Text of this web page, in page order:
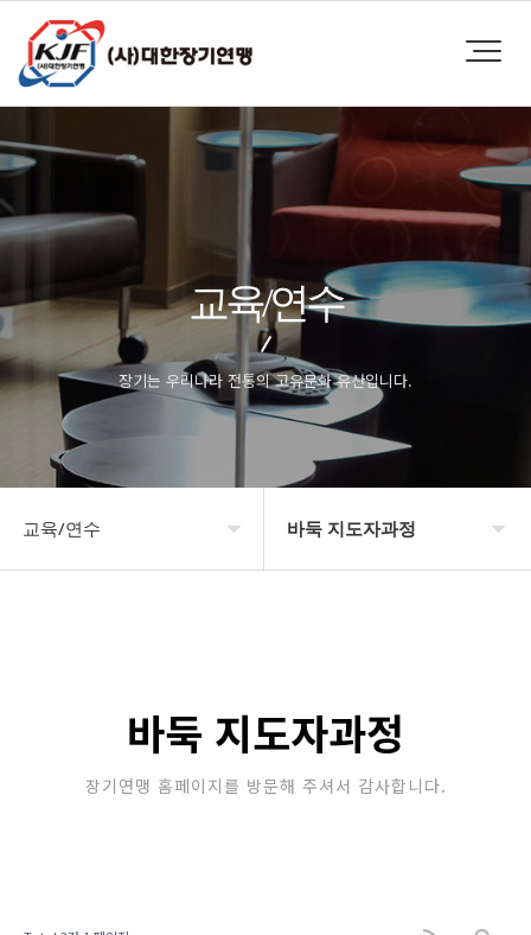
교육/연수
장기는 우리나라 전통의 고유문화 유산입니다.
교육/연수 바둑 지도자과정
세미나/워크샵
바둑 지도자과정
장기연맹 홈페이지를 방문해 주셔서 감사합니다.